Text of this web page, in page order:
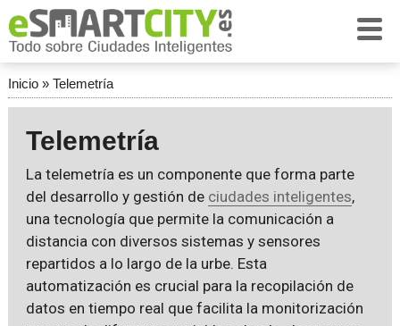
Inicio» Telemetría
Telemetría
La telemetría es un componente que forma parte
del desarrollo y gestión de ciudades inteligentes,
una tecnología que permite la comunicación a
distancia con diversos sistemas y sensores
repartidos a lo largo de la urbe. Esta
automatización es crucial para la recopilación de
datos en tiempo real que facilita la monitorización